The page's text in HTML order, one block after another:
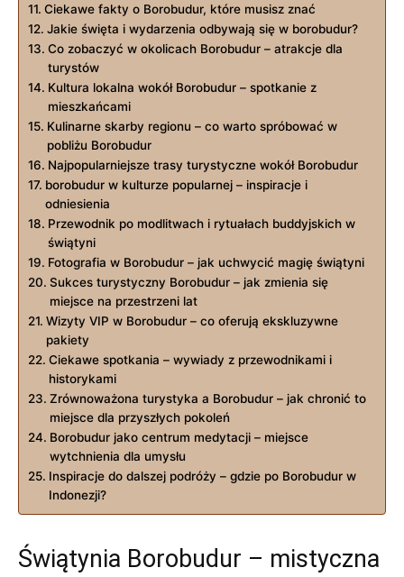
Ciekawe fakty o Borobudur, które musisz znać
Jakie święta i wydarzenia odbywają się w borobudur?
Co zobaczyć w okolicach Borobudur – atrakcje dla
turystów
Kultura lokalna wokół Borobudur – spotkanie z
mieszkańcami
Kulinarne skarby regionu – co warto spróbować w
pobliżu Borobudur
Najpopularniejsze trasy turystyczne wokół Borobudur
borobudur w kulturze popularnej – inspiracje i
odniesienia
Przewodnik po modlitwach i rytuałach buddyjskich w
świątyni
Fotografia w Borobudur – jak uchwycić magię świątyni
Sukces turystyczny Borobudur – jak zmienia się
miejsce na przestrzeni lat
Wizyty VIP w Borobudur – co oferują ekskluzywne
pakiety
Ciekawe spotkania – wywiady z przewodnikami i
historykami
Zrównoważona turystyka a Borobudur – jak chronić to
miejsce dla przyszłych pokoleń
Borobudur jako centrum medytacji – miejsce
wytchnienia dla umysłu
Inspiracje do dalszej podróży – gdzie po Borobudur w
Indonezji?
Świątynia Borobudur – mistyczna